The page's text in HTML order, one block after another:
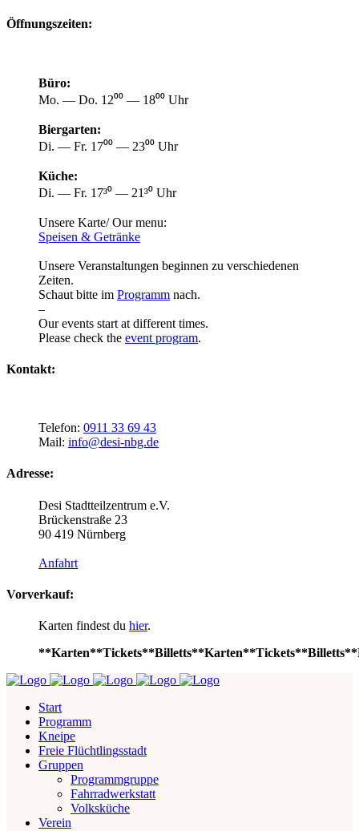
Öffnungszeiten:
Büro:
Mo. — Do. 12⁰⁰ — 18⁰⁰ Uhr
Biergarten:
Di. — Fr. 17⁰⁰ — 23⁰⁰ Uhr
Küche:
Di. — Fr. 17³⁰ — 21³⁰ Uhr
Unsere Karte/ Our menu:
Speisen & Getränke
Unsere Veranstaltungen beginnen zu verschiedenen
Zeiten.
Schaut bitte im Programm nach.
–
Our events start at different times.
Please check the event program.
Kontakt:
Telefon: 0911 33 69 43
Mail: info@desi-nbg.de
Adresse:
Desi Stadtteilzentrum e.V.
Brückenstraße 23
90 419 Nürnberg
Anfahrt
Vorverkauf:
Karten findest du hier.
Start
Programm
Kneipe
Freie Flüchtlingsstadt
Gruppen
Programmgruppe
Fahrradwerkstatt
Volksküche
Verein